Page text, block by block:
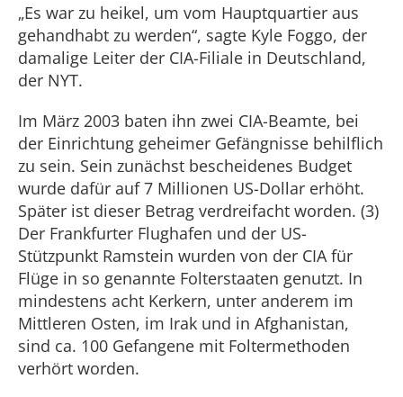
„Es war zu heikel, um vom Hauptquartier aus
gehandhabt zu werden“, sagte Kyle Foggo, der
damalige Leiter der CIA-Filiale in Deutschland,
der NYT.
Im März 2003 baten ihn zwei CIA-Beamte, bei
der Einrichtung geheimer Gefängnisse behilflich
zu sein. Sein zunächst bescheidenes Budget
wurde dafür auf 7 Millionen US-Dollar erhöht.
Später ist dieser Betrag verdreifacht worden. (3)
Der Frankfurter Flughafen und der US-
Stützpunkt Ramstein wurden von der CIA für
Flüge in so genannte Folterstaaten genutzt. In
mindestens acht Kerkern, unter anderem im
Mittleren Osten, im Irak und in Afghanistan,
sind ca. 100 Gefangene mit Foltermethoden
verhört worden.